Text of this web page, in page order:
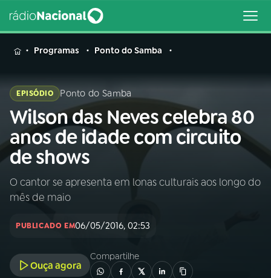
MENU
Buscar
na
Rádio
Nacional
Buscar
AO VIVO
INÍCIO
A RÁDIO
Programas Ponto do Samba
EPISÓDIO Ponto do Samba
Wilson das Neves celebra 80
anos de idade com circuito
de shows
O cantor se apresenta em lonas culturais aos longo do
mês de maio
PUBLICADO EM06/05/2016, 02:53
Ouça agora
Compartilhe